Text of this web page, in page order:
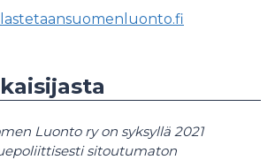
Luonto ry on syksyllä 2021
sitoutumaton